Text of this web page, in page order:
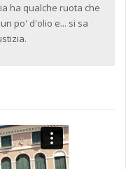
ha qualche ruota che
po' d'olio e... si sa